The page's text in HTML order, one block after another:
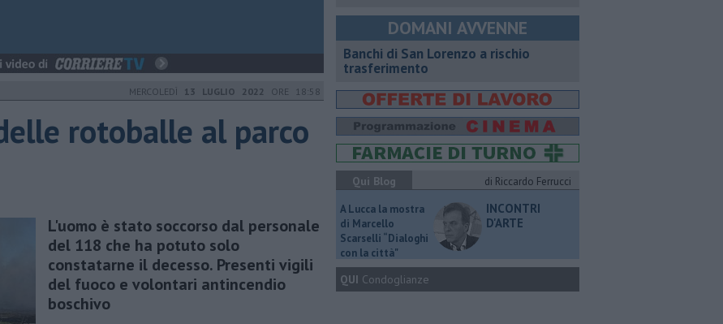
MERCOLEDÌ 13 LUGLIO 2022 ORE 18:58
rotoballe al parco
L'uomo è stato soccorso dal personale
del 118 che ha potuto solo
constatarne il decesso. Presenti vigili
del fuoco e volontari antincendio
boschivo
DOMANI AVVENNE
Banchi di San Lorenzo a rischio
trasferimento
Qui Blog
di Riccardo Ferrucci
A Lucca la mostra
di Marcello
Scarselli “Dialoghi
con la città"
INCONTRI
D'ARTE
QUI Condoglianze